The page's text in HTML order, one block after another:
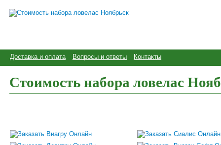
Доставка и оплата Вопросы и ответы Контакты
Стоимость набора ловелас